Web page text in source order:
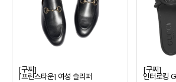
[구찌]
[프린스타운] 여성 슬리퍼
[구찌]
인터로킹